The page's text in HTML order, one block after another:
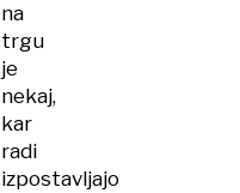
na
trgu
je
nekaj,
kar
radi
izpostavljajo